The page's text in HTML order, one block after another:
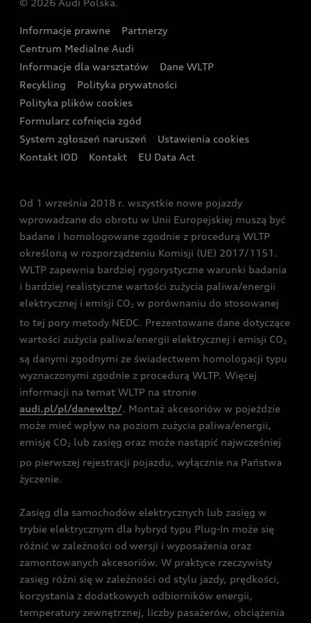
Wyszukaj najbliższego Partnera Audi
Oferta dla przedsiębiorców
Oferta dla klientów prywatnych
Kalkulator rat
Ubezpieczenie
Audi exclusive
Zasięg
Gwarancja
Akcje serwisowe Audi
Katalog online akcesoriów
Audi i Muzeum Sztuki Nowoczesnej w Warszawie
Audi driving experience
Audi quattro Cup
Audi i Puchar Świata w Skokach Narciarskich w
Zakopanem
© 2026 Audi Polska.
Informacje prawne
Partnerzy
Centrum Medialne Audi
Informacje dla warsztatów
Dane WLTP
Recykling
Polityka prywatności
Polityka plików cookies
Formularz cofnięcia zgód
System zgłoszeń naruszeń
Ustawienia cookies
Kontakt IOD
Kontakt EU Data Act
Od 1 września 2018 r. wszystkie nowe pojazdy
wprowadzane do obrotu w Unii Europejskiej muszą być
badane i homologowane zgodnie z procedurą WLTP
określoną w rozporządzeniu Komisji (UE) 2017/1151.
WLTP zapewnia bardziej rygorystyczne warunki badania
i bardziej realistyczne wartości zużycia paliwa/energii
elektrycznej i emisji CO2 w porównaniu do stosowanej
to tej pory metody NEDC. Prezentowane dane dotyczące
wartości zużycia paliwa/energii elektrycznej i emisji CO2
są danymi zgodnymi ze świadectwem homologacji typu
wyznaczonymi zgodnie z procedurą WLTP. Więcej
informacji na temat WLTP na stronie
audi.pl/pl/danewltp/. Montaż akcesoriów w pojeździe
może mieć wpływ na poziom zużycia paliwa/energii,
emisję CO2 lub zasięg oraz może nastąpić najwcześniej
po pierwszej rejestracji pojazdu, wyłącznie na Państwa
życzenie.
Zasięg dla samochodów elektrycznych lub zasięg w
trybie elektrycznym dla hybryd typu Plug-In może się
różnić w zależności od wersji i wyposażenia oraz
zamontowanych akcesoriów. W praktyce rzeczywisty
zasięg różni się w zależności od stylu jazdy, prędkości,
korzystania z dodatkowych odbiorników energii,
temperatury zewnętrznej, liczby pasażerów, obciążenia